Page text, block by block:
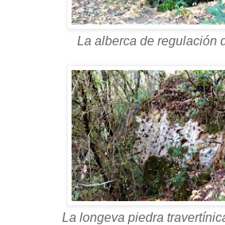
La alberca de regulación
La longeva piedra